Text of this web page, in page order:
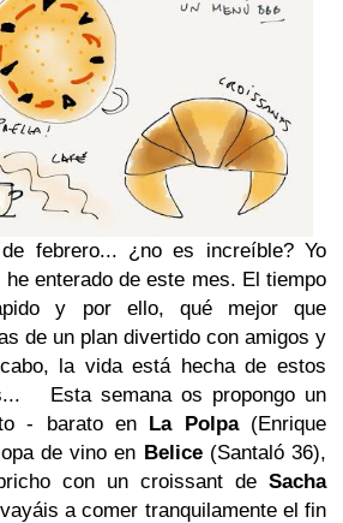
febrero... ¿no es increíble? Yo
enterado de este mes. El tiempo
y por ello, qué mejor que
de un plan divertido con amigos y
la vida está hecha de estos
Esta semana os propongo un
- barato en La Polpa (Enrique
de vino en Belice(Santaló 36),
con un croissant de Sacha
a comer tranquilamente el fin